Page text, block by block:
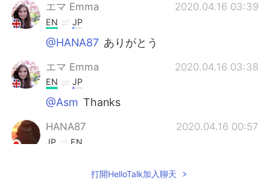
エマ Emma 2020.04.16 03:39
EN JP
@HANA87 ありがとう
エマ Emma 2020.04.16 03:38
EN JP
@Asm Thanks
HANA87 2020.04.16 00:57
JP EN
打開HelloTalk加入聊天